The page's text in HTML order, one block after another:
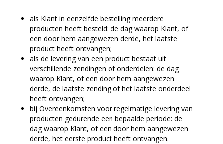
als Klant in eenzelfde bestelling meerdere
producten heeft besteld: de dag waarop Klant, of
een door hem aangewezen derde, het laatste
product heeft ontvangen;
als de levering van een product bestaat uit
verschillende zendingen of onderdelen: de dag
waarop Klant, of een door hem aangewezen
derde, de laatste zending of het laatste onderdeel
heeft ontvangen;
bij Overeenkomsten voor regelmatige levering van
producten gedurende een bepaalde periode: de
dag waarop Klant, of een door hem aangewezen
derde, het eerste product heeft ontvangen.